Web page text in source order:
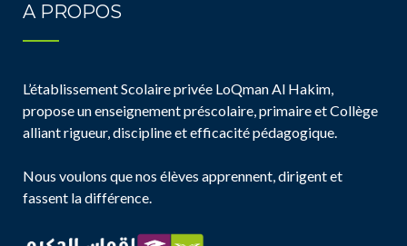
A PROPOS
L’établissement Scolaire privée LoQman Al Hakim,
propose un enseignement préscolaire, primaire et Collège
alliant rigueur, discipline et efficacité pédagogique.
Nous voulons que nos élèves apprennent, dirigent et
fassent la différence.